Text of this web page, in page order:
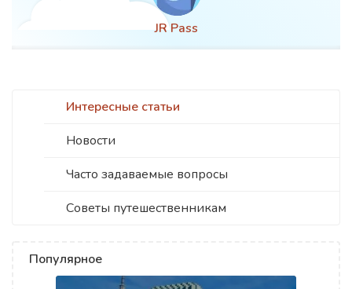
Интересные статьи
Новости
Часто задаваемые вопросы
Советы путешественникам
Популярное
JR Pass